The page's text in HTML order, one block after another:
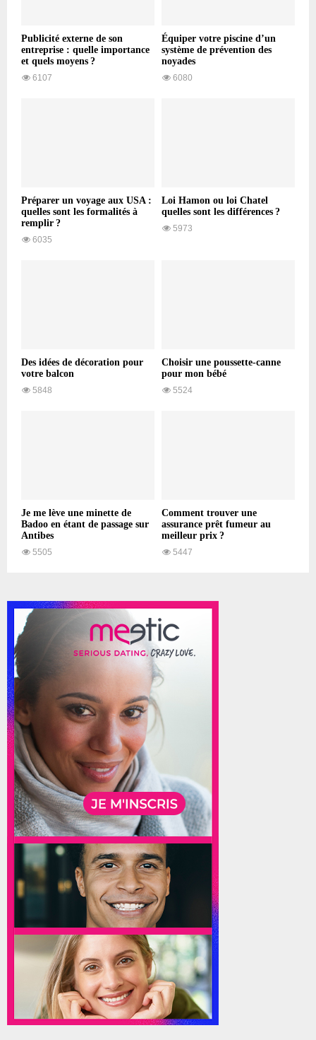
Publicité externe de son
entreprise : quelle importance
et quels moyens ?
6107
Équiper votre piscine d’un
système de prévention des
noyades
6080
Préparer un voyage aux USA :
quelles sont les formalités à
remplir ?
6035
Loi Hamon ou loi Chatel
quelles sont les différences ?
5973
Des idées de décoration pour
votre balcon
5848
Choisir une poussette-canne
pour mon bébé
5524
Je me lève une minette de
Badoo en étant de passage sur
Antibes
5505
Comment trouver une
assurance prêt fumeur au
meilleur prix ?
5447